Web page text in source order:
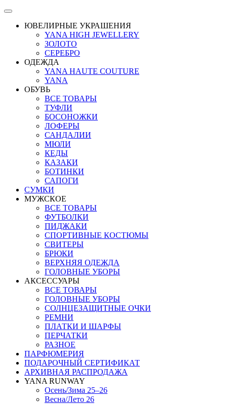
ЮВЕЛИРНЫЕ УКРАШЕНИЯ
YANA HIGH JEWELLERY
ЗОЛОТО
СЕРЕБРО
ОДЕЖДА
YANA HAUTE COUTURE
YANA
ОБУВЬ
ВСЕ ТОВАРЫ
ТУФЛИ
БОСОНОЖКИ
ЛОФЕРЫ
САНДАЛИИ
МЮЛИ
КЕДЫ
КАЗАКИ
БОТИНКИ
САПОГИ
СУМКИ
МУЖСКОЕ
ВСЕ ТОВАРЫ
ФУТБОЛКИ
ПИДЖАКИ
СПОРТИВНЫЕ КОСТЮМЫ
СВИТЕРЫ
БРЮКИ
ВЕРХНЯЯ ОДЕЖДА
ГОЛОВНЫЕ УБОРЫ
АКСЕССУАРЫ
ВСЕ ТОВАРЫ
ГОЛОВНЫЕ УБОРЫ
СОЛНЦЕЗАЩИТНЫЕ ОЧКИ
РЕМНИ
ПЛАТКИ И ШАРФЫ
ПЕРЧАТКИ
РАЗНОЕ
ПАРФЮМЕРИЯ
ПОДАРОЧНЫЙ СЕРТИФИКАТ
АРХИВНАЯ РАСПРОДАЖА
YANA RUNWAY
Осень/Зима 25–26
Весна/Лето 26